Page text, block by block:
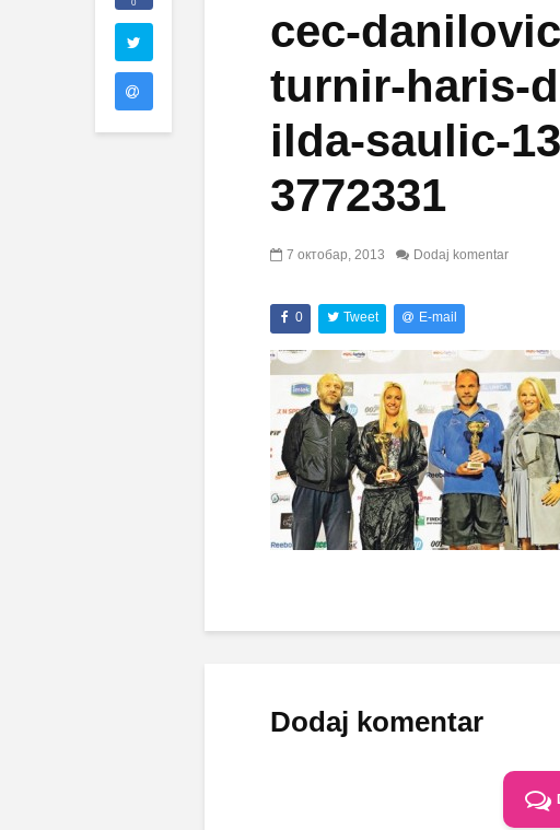
cec-
turnir-haris-
ilda-saulic-
3772331
7 октобар, 2013 Dodaj komentar
0 Tweet E-mail
Dodaj komentar